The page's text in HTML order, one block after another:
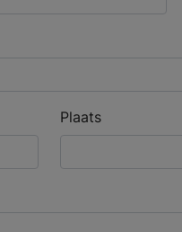
Plaats